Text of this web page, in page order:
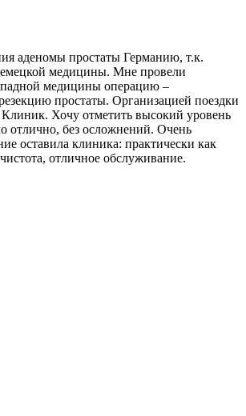
аденомы простаты Германию, т.к.
медицины. Мне провели
медицины операцию –
простаты. Организацией поездки
Клиник. Хочу отметить высокий уровень
отлично, без осложнений. Очень
оставила клиника: практически как
отличное обслуживание.